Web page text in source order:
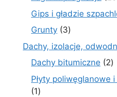
Gips i gładzie
Grunty 33
produkty
Dachy, izolacje,
Dachy bitumiczne 22
Płyty poliwęglanowe
11